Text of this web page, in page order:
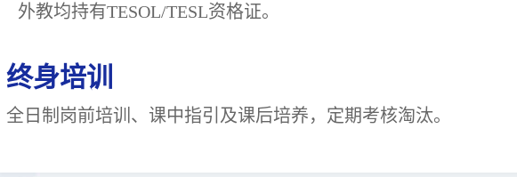
外教均持有TESOL/TESL资格证。
终身培训
全日制岗前培训、课中指引及课后培养，定期考核淘汰。